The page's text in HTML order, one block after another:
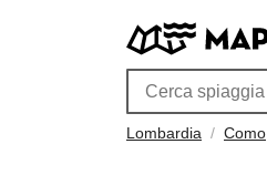
Lombardia Como